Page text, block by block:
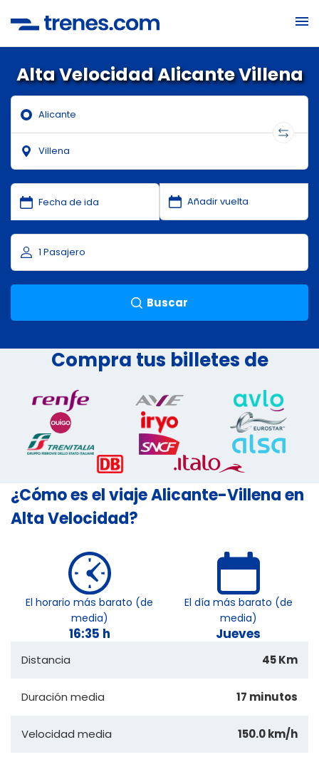
Alta Velocidad Alicante Villena
Buscar
Compra tus billetes de
¿Cómo es el viaje Alicante-Villena en
Alta Velocidad?
El horario más barato (de
media)
16:35 h
El día más barato (de
media)
Jueves
Distancia 45 Km
Duración media 17 minutos
Velocidad media 150.0 km/h